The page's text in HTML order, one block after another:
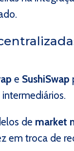
e SushiSwap
de market
em troca de